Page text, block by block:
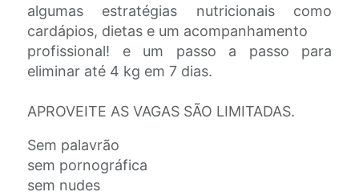
algumas estratégias nutricionais como
cardápios, dietas e um acompanhamento
profissional! e um passo a passo para
eliminar até 4 kg em 7 dias.
APROVEITE AS VAGAS SÃO LIMITADAS.
Sem palavrão
sem pornográfica
sem nudes